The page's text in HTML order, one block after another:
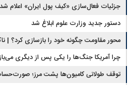
جزئیات فعال‌سازی «کیف پول ایران» اعلام شد
دستور جدید وزارت علوم ابلاغ شد
محور مقاومت چگونه خود را بازسازی کرد؟ |
تحریم‌ها در فروپاشی شبکه منطقه‌ای ایران
چرا آمریکا جنگ‌ها را یکی پس از دیگری
توقف طولانی کامیون‌ها پشت مرز؛